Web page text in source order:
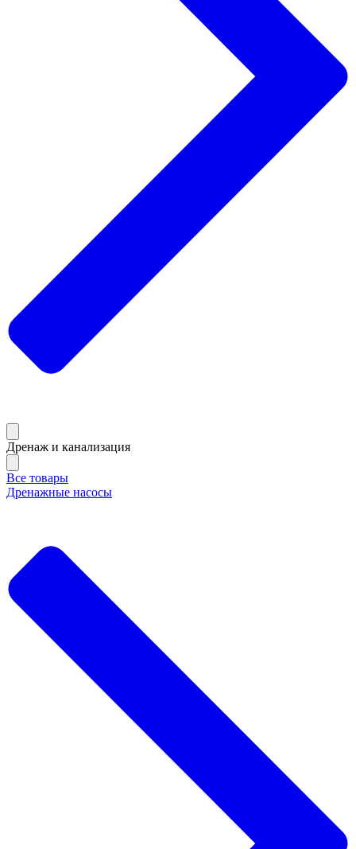
Дренаж и канализация
Все товары
Дренажные насосы